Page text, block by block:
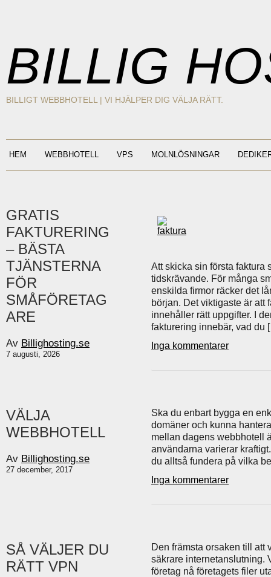
BILLIG
BILLIGT WEBBHOTELL | VI HJÄLPER DIG VÄLJA RÄTT.
HEM WEBBHOTELL VPS MOLNLÖSNINGAR
GRATIS
FAKTURERING
– BÄSTA
TJÄNSTERNA
FÖR
SMÅFÖRETAG
ARE
Av Billighosting.se
7 augusti, 2026
Att skicka sin första faktura
tidskrävande. För många
enskilda firmor räcker det
början. Det viktigaste är att
innehåller rätt uppgifter. I
fakturering innebär, vad du
Inga kommentarer
VÄLJA
WEBBHOTELL
Av Billighosting.se
27 december, 2017
Ska du enbart bygga en
domäner och kunna
mellan dagens webbhotell
användarna varierar
du alltså fundera på vilka
Inga kommentarer
SÅ VÄLJER DU
RÄTT VPN
Den främsta orsaken till att
säkrare internetanslutning.
företag nå företagets filer